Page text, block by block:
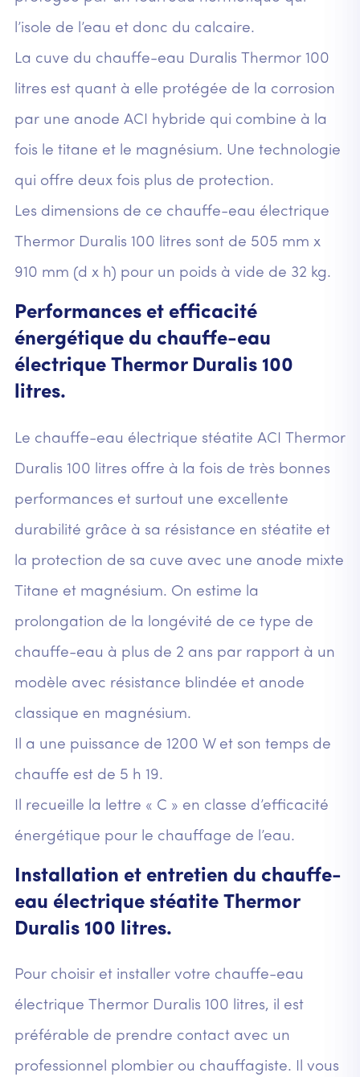
l’isole de l’eau et donc du calcaire.
La cuve du chauffe-eau Duralis Thermor 100
litres est quant à elle protégée de la corrosion
par une anode ACI hybride qui combine à la
fois le titane et le magnésium. Une technologie
qui offre deux fois plus de protection.
Les dimensions de ce chauffe-eau électrique
Thermor Duralis 100 litres sont de 505 mm x
910 mm (d x h) pour un poids à vide de 32 kg.
Performances et efficacité
énergétique du chauffe-eau
électrique Thermor Duralis 100
litres.
Le chauffe-eau électrique stéatite ACI Thermor
Duralis 100 litres offre à la fois de très bonnes
performances et surtout une excellente
durabilité grâce à sa résistance en stéatite et
la protection de sa cuve avec une anode mixte
Titane et magnésium. On estime la
prolongation de la longévité de ce type de
chauffe-eau à plus de 2 ans par rapport à un
modèle avec résistance blindée et anode
classique en magnésium.
Il a une puissance de 1200 W et son temps de
chauffe est de 5 h 19.
Il recueille la lettre « C » en classe d’efficacité
énergétique pour le chauffage de l’eau.
Installation et entretien du chauffe-
eau électrique stéatite Thermor
Duralis 100 litres.
Pour choisir et installer votre chauffe-eau
électrique Thermor Duralis 100 litres, il est
préférable de prendre contact avec un
professionnel plombier ou chauffagiste. Il vous